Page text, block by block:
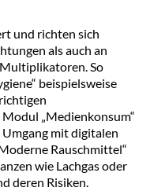
und richten sich
als auch an
So
beispielsweise
„Medienkonsum“
mit digitalen
Rauschmittel“
wie Lachgas oder
deren Risiken.